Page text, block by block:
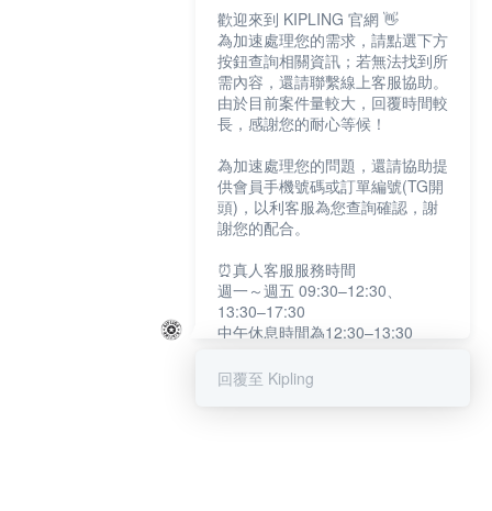
歡迎來到 KIPLING 官網 👋
為加速處理您的需求，請點選下方
按鈕查詢相關資訊；若無法找到所
需內容，還請聯繫線上客服協助。
由於目前案件量較大，回覆時間較
長，感謝您的耐心等候！
為加速處理您的問題，還請協助提
供會員手機號碼或訂單編號(TG開
頭)，以利客服為您查詢確認，謝
謝您的配合。
⏰真人客服服務時間
週一～週五 09:30–12:30、
13:30–17:30
中午休息時間為12:30–13:30
提醒您：系統會自動已讀訊息，如
回覆至 Kipling